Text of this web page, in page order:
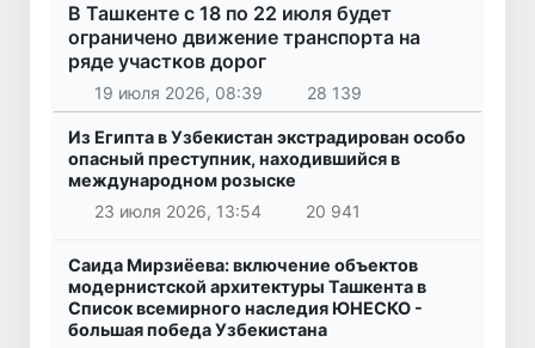
В Ташкенте с 18 по 22 июля будет
ограничено движение транспорта на
ряде участков дорог
19 июля 2026, 08:39 28 139
Из Египта в Узбекистан экстрадирован особо
опасный преступник, находившийся в
международном розыске
23 июля 2026, 13:54
20 941
Саида Мирзиёева: включение объектов
модернистской архитектуры Ташкента в
Список всемирного наследия ЮНЕСКО -
большая победа Узбекистана